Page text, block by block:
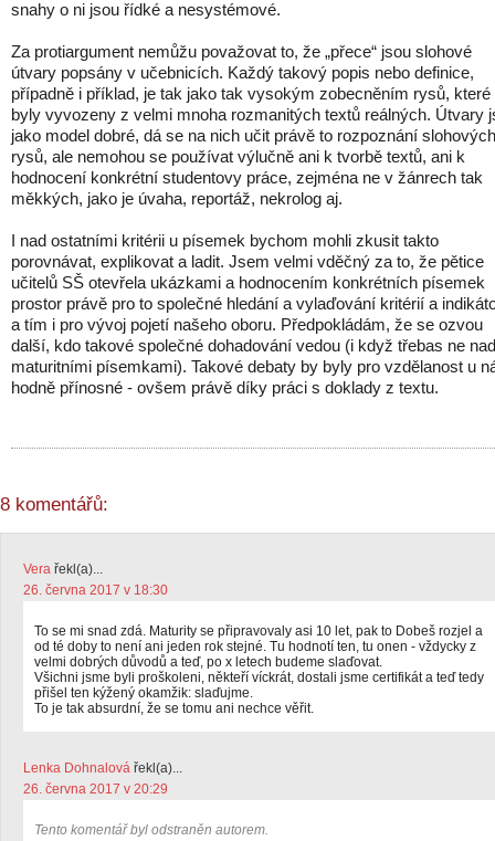
snahy o ni jsou řídké a nesystémové.
Za protiargument nemůžu považovat to, že „přece“ jsou slohové
útvary popsány v učebnicích. Každý takový popis nebo definice,
případně i příklad, je tak jako tak vysokým zobecněním rysů, které
byly vyvozeny z velmi mnoha rozmanitých textů reálných. Útvary
jako model dobré, dá se na nich učit právě to rozpoznání slohových
rysů, ale nemohou se používat výlučně ani k tvorbě textů, ani k
hodnocení konkrétní studentovy práce, zejména ne v žánrech tak
měkkých, jako je úvaha, reportáž, nekrolog aj.
I nad ostatními kritérii u písemek bychom mohli zkusit takto
porovnávat, explikovat a ladit. Jsem velmi vděčný za to, že pětice
učitelů SŠ otevřela ukázkami a hodnocením konkrétních písemek
prostor právě pro to společné hledání a vylaďování kritérií a
a tím i pro vývoj pojetí našeho oboru. Předpokládám, že se ozvou
další, kdo takové společné dohadování vedou (i když třebas ne nad
maturitními písemkami). Takové debaty by byly pro vzdělanost u
hodně přínosné - ovšem právě díky práci s doklady z textu.
8 komentářů:
Vera řekl(a)...
26. června 2017 v 18:30
To se mi snad zdá. Maturity se připravovaly asi 10 let, pak to Dobeš rozjel a
od té doby to není ani jeden rok stejné. Tu hodnotí ten, tu onen - vždycky z
velmi dobrých důvodů a teď, po x letech budeme slaďovat.
Všichni jsme byli proškoleni, někteří víckrát, dostali jsme certifikát a teď tedy
přišel ten kýžený okamžik: slaďujme.
To je tak absurdní, že se tomu ani nechce věřit.
Lenka Dohnalová řekl(a)...
26. června 2017 v 20:29
Tento komentář byl odstraněn autorem.